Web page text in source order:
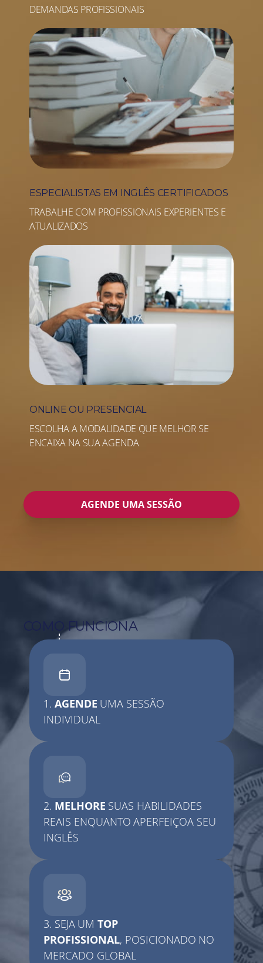
DEMANDAS PROFISSIONAIS
ESPECIALISTAS EM INGLÊS CERTIFICADOS
TRABALHE COM PROFISSIONAIS EXPERIENTES E
ATUALIZADOS
ONLINE OU PRESENCIAL
ESCOLHA A MODALIDADE QUE MELHOR SE
ENCAIXA NA SUA AGENDA
AGENDE UMA SESSÃO
COMO FUNCIONA
1. AGENDE UMA SESSÃO
INDIVIDUAL
2. MELHORE SUAS HABILIDADES
REAIS ENQUANTO APERFEIÇOA SEU
INGLÊS
3. SEJA UM TOP
PROFISSIONAL, POSICIONADO NO
MERCADO GLOBAL